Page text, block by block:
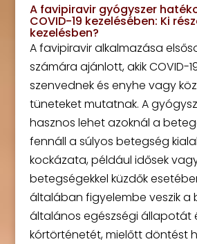
A favipiravir gyógyszer
COVID-19 kezelésében: Ki
kezelésben?
A favipiravir alkalmazása
számára ajánlott, akik COVID-
szenvednek és enyhe vagy
tüneteket mutatnak. A
hasznos lehet azoknál a
fennáll a súlyos betegség
kockázata, például idősek
betegségekkel küzdők
általában figyelembe veszik a
általános egészségi állapotát
kórtörténetét, mielőtt döntést